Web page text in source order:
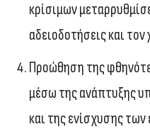
κρίσιμων
αδειοδοτήσεις και
Προώθηση της
μέσω της ανάπτυξης
και της ενίσχυσης